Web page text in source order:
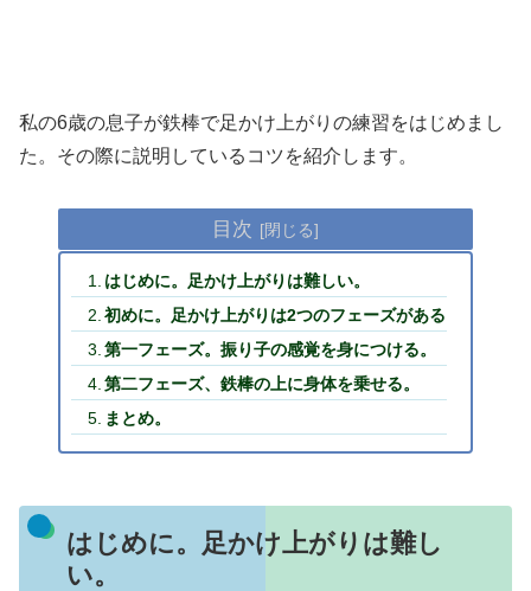
私の6歳の息子が鉄棒で足かけ上がりの練習をはじめまし
た。その際に説明しているコツを紹介します。
目次
はじめに。足かけ上がりは難しい。
初めに。足かけ上がりは2つのフェーズがある
第一フェーズ。振り子の感覚を身につける。
第二フェーズ、鉄棒の上に身体を乗せる。
まとめ。
はじめに。足かけ上がりは難し
い。